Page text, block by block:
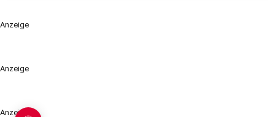
Anzeige
Anzeige
Anzeige